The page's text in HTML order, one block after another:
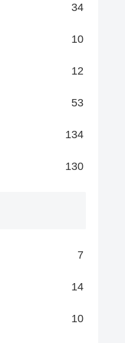
34
10
12
53
134
130
7
14
10